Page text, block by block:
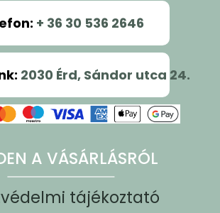
A VÁSÁRLÁSRÓL
tájékoztató
: + 36 30 536 2646
: 2030 Érd, Sándor utca 24.